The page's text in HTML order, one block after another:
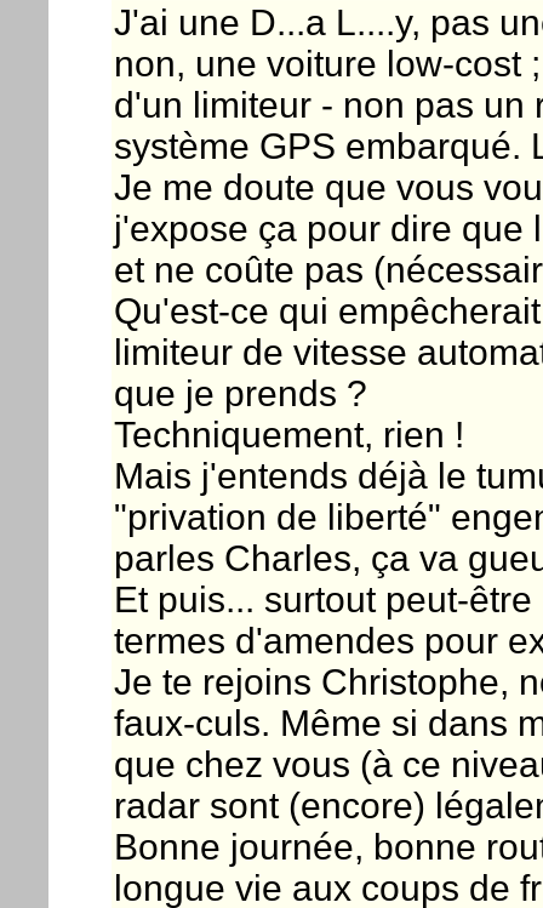
J'ai une D...a L....y, pas
non, une voiture low-cost
d'un limiteur - non pas un
système GPS embarqué.
Je me doute que vous
j'expose ça pour dire que
et ne coûte pas
Qu'est-ce qui
limiteur de vitesse
que je prends ?
Techniquement, rien !
Mais j'entends déjà le
"privation de liberté"
parles Charles, ça va
Et puis... surtout peut-
termes d'amendes pour
Je te rejoins Christophe,
faux-culs. Même si dans
que chez vous (à ce
radar sont (encore)
Bonne journée, bonne
longue vie aux coups de